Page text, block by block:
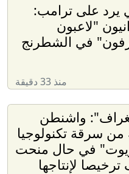
يرد على ترامب:
"لاعبون
في الشطرنج
منذ 33 دقيقة
واشنطن
من سرقة تكنولوجيا
في حال منحت
لإنتاجها